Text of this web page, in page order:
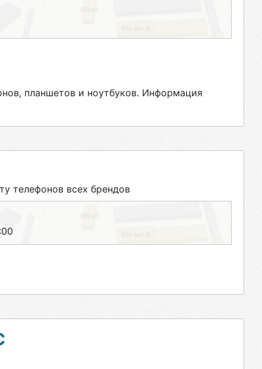
планшетов и ноутбуков. Информация
телефонов всех брендов